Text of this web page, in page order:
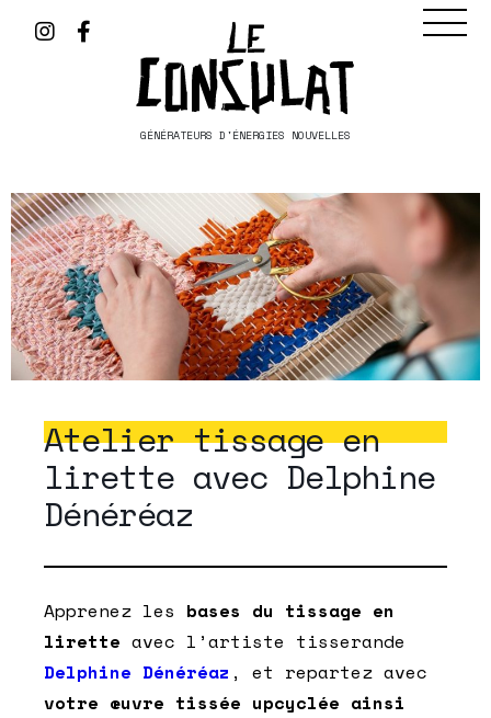
GÉNÉRATEURS D'ÉNERGIES NOUVELLES
Atelier tissage en
lirette avec Delphine
Dénéréaz
Apprenez les bases du tissage en
lirette avec l’artiste tisserande
Delphine Dénéréaz , et repartez avec
votre œuvre tissée upcyclée ainsi